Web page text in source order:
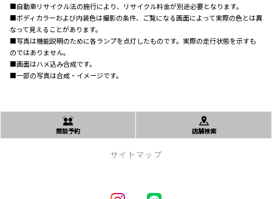
■自動車リサイクル法の施行により、リサイクル料金が別途必要となります。
■ボディカラーおよび内装色は撮影の条件、ご覧になる画面によって実際の色とは異
なって見えることがあります。
■写真は機能説明のために各ランプを点灯したものです。実際の走行状態を示すも
のではありません。
■画面はハメ込み合成です。
■一部の写真は合成・イメージです。
商談予約 店舗検索
サイトマップ